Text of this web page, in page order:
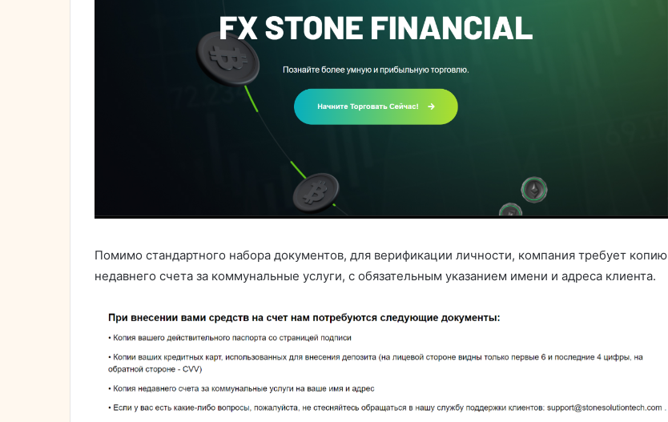
Помимо стандартного набора документов, для верификации личности, компания требует копию
недавнего счета за коммунальные услуги, с обязательным указанием имени и адреса клиента.